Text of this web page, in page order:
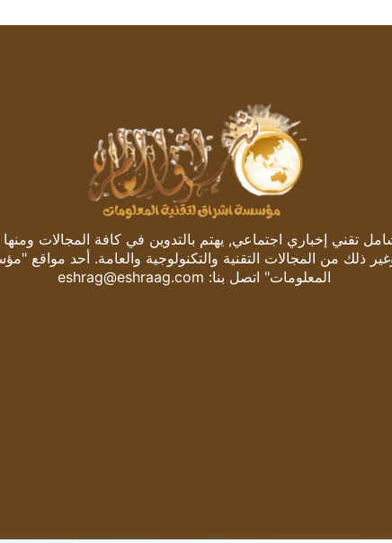
تقني إخباري اجتماعي, يهتم بالتدوين في كافة المجالات ومنها
ذلك من المجالات التقنية والتكنولوجية والعامة. أحد مواقع
المعلومات" اتصل بنا: eshrag@eshraag.com